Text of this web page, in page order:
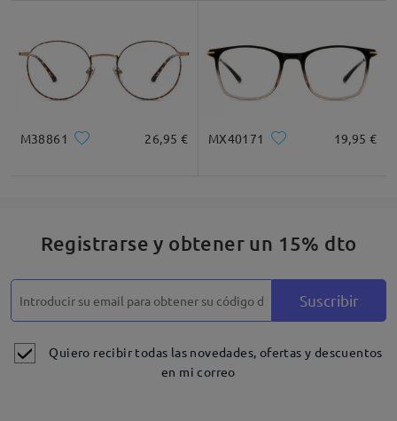
M38861 26,95 € MX40171 19,95 €
Registrarse y obtener un 15% dto
Suscribir
Quiero recibir todas las novedades, ofertas y descuentos
en mi correo